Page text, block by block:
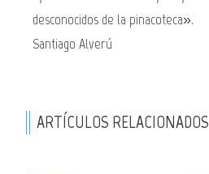
desconocidos de la pinacoteca».
Santiago Alverú
ARTÍCULOS RELACIONADOS